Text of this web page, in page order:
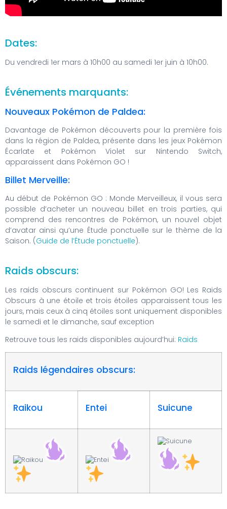
Dates:
Du vendredi 1er mars à 10h00 au samedi 1er juin à 10h00.
Événements marquants:
Nouveaux Pokémon de Paldea:
Davantage de Pokémon découverts pour la première fois
dans la région de Paldea, présente dans les jeux Pokémon
Écarlate et Pokémon Violet sur Nintendo Switch,
apparaissent dans Pokémon GO !
Billet Merveille:
Au début de Pokémon GO : Monde Merveilleux, il vous sera
possible d’acheter un nouveau billet en trois parties, qui
comprend des rencontres de Pokémon, un nouvel objet
d’avatar ainsi qu’une Étude ponctuelle sur le thème de la
Saison. (Guide de l’Étude ponctuelle).
Raids obscurs:
Les raids obscurs continuent sur Pokémon GO! Les Raids
Obscurs à une étoile et trois étoiles apparaissent tous les
jours, mais ceux à cinq étoiles sont uniquement disponibles
le samedi et le dimanche, sauf exception
Retrouve tous les raids disponibles aujourd’hui: Raids
Raids légendaires obscurs:
Raikou Entei Suicune